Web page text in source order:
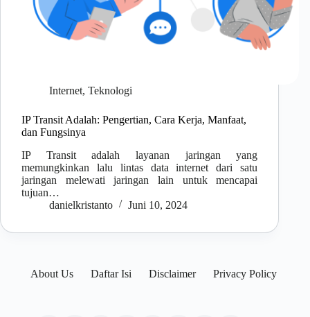
Internet, Teknologi
IP Transit Adalah: Pengertian, Cara Kerja, Manfaat,
dan Fungsinya
IP Transit adalah layanan jaringan yang
memungkinkan lalu lintas data internet dari satu
jaringan melewati jaringan lain untuk mencapai
tujuan…
danielkristanto
Juni 10, 2024
About Us Daftar Isi Disclaimer Privacy Policy